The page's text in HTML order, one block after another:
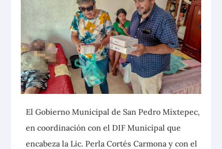
El Gobierno Municipal de San Pedro Mixtepec,
en coordinación con el DIF Municipal que
encabeza la Lic. Perla Cortés Carmona y con el